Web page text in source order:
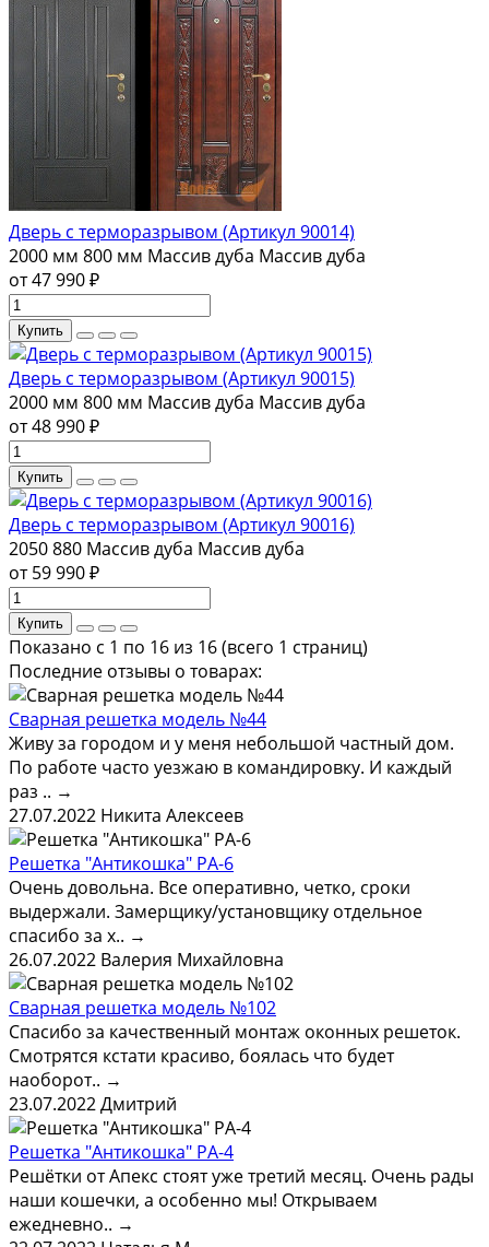
Дверь с терморазрывом (Артикул 90014)
2000 мм 800 мм Массив дуба Массив дуба
от 47 990 ₽
Купить
Дверь с терморазрывом (Артикул 90015)
2000 мм 800 мм Массив дуба Массив дуба
от 48 990 ₽
Купить
Дверь с терморазрывом (Артикул 90016)
2050880 Массив дуба Массив дуба
от 59 990 ₽
Купить
Показано с 1 по 16 из 16 (всего 1 страниц)
Последние отзывы о товарах:
Сварная решетка модель №44
Живу за городом и у меня небольшой частный дом.
По работе часто уезжаю в командировку. И каждый
раз .. →
27.07.2022 Никита Алексеев
Решетка "Антикошка" РА-6
Очень довольна. Все оперативно, четко, сроки
выдержали. Замерщику/установщику отдельное
спасибо за х.. →
26.07.2022 Валерия Михайловна
Сварная решетка модель №102
Спасибо за качественный монтаж оконных решеток.
Смотрятся кстати красиво, боялась что будет
наоборот.. →
23.07.2022Дмитрий
Решетка "Антикошка" РА-4
Решётки от Апекс стоят уже третий месяц. Очень рады
наши кошечки, а особенно мы! Открываем
ежедневно.. →